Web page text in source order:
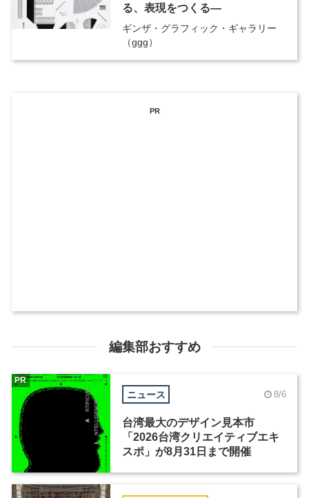
る、表現をつくる―
ギンザ・グラフィック・ギャラリー
（ggg）
PR
編集部おすすめ
ニュース 8/6
台湾最大のデザイン見本市
「2026台湾クリエイティブエキ
スポ」が8月31日まで開催
PR